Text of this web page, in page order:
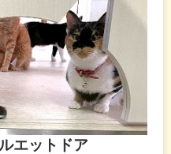
エットドア